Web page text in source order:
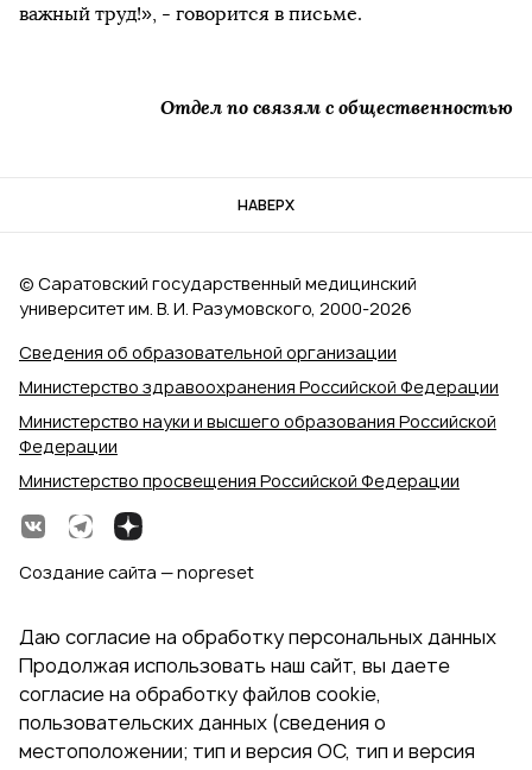
важный труд!», - говорится в письме.
Отдел по связям с общественностью
НАВЕРХ
Сведения об образовательной организации
Министерство здравоохранения Российской Федерации
Министерство науки и высшего образования Российской
Федерации
Министерство просвещения Российской Федерации
© Саратовский государственный медицинский
университет им. В. И. Разумовского, 2000‑2026
Создание сайта — nopreset
Даю согласие на обработку персональных данных
Продолжая использовать наш сайт, вы даете
согласие на обработку файлов cookie,
пользовательских данных (сведения о
местоположении; тип и версия ОС, тип и версия